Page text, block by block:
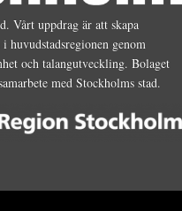
Vårt uppdrag är att skapa
genom
och talangutveckling. Bolaget
med Stockholms stad.